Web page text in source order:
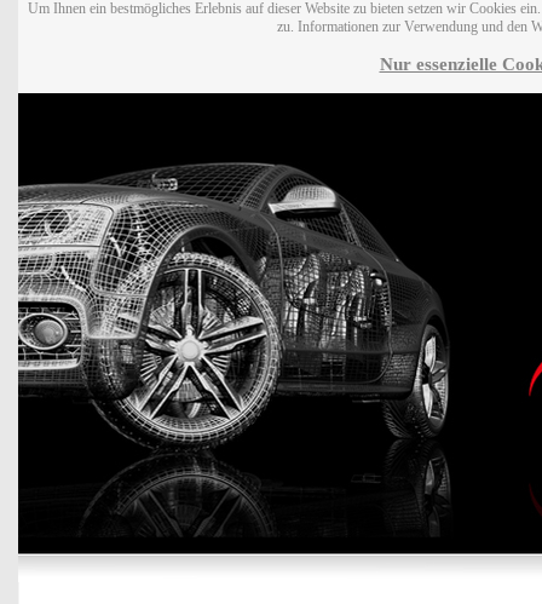
Um Ihnen ein bestmögliches Erlebnis auf dieser Website zu bieten setzen wir Cookies
zu. Informationen zur Verwendung und den
Nur essenzielle